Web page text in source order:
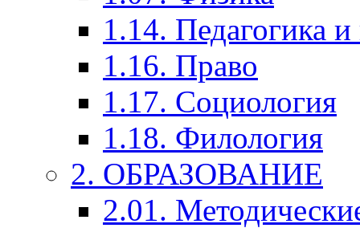
1.14. Педагогика
1.16. Право
1.17. Социология
1.18. Филология
2. ОБРАЗОВАНИЕ
2.01.